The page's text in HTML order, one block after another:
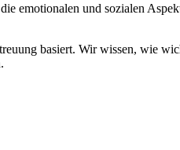
emotionalen und sozialen
basiert. Wir wissen, wie